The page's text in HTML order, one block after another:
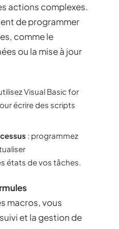
actions complexes.
de programmer
comme le
ou la mise à jour
Visual Basic for
écrire des scripts
: programmez
états de vos tâches.
macros, vous
et la gestion de